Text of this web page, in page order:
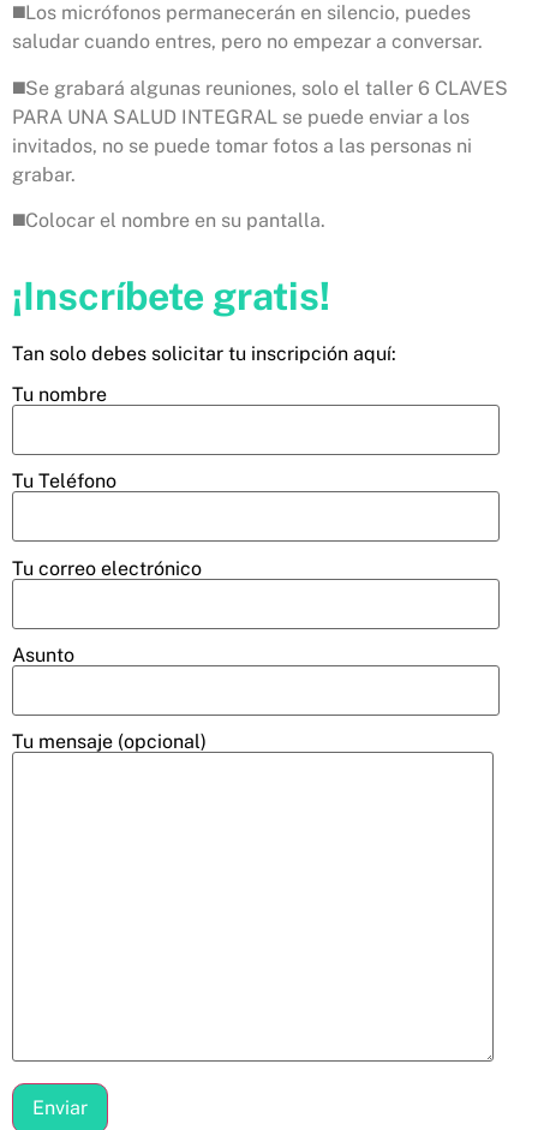
◼️Los micrófonos permanecerán en silencio, puedes
saludar cuando entres, pero no empezar a conversar.
◼️Se grabará algunas reuniones, solo el taller 6 CLAVES
PARA UNA SALUD INTEGRAL se puede enviar a los
invitados, no se puede tomar fotos a las personas ni
grabar.
◼️Colocar el nombre en su pantalla.
¡Inscríbete gratis!
Tan solo debes solicitar tu inscripción aquí:
Tu nombre
Tu Teléfono
Tu correo electrónico
Asunto
Tu mensaje (opcional)